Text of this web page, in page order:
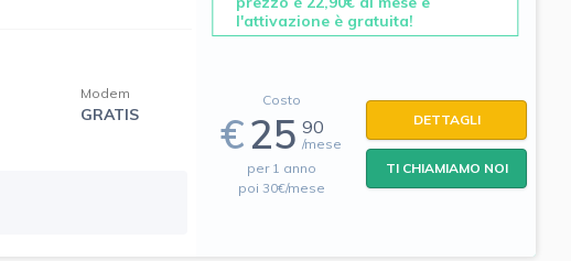
l'attivazione è gratuita!
Modem
GRATIS
Costo
€25 90
/mese
per 1 anno
poi 30€/mese
DETTAGLI
TI CHIAMIAMO NOI